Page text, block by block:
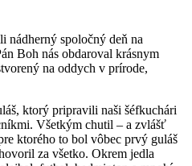
nádherný spoločný deň na
Boh nás obdaroval krásnym
na oddych v prírode,
ktorý pripravili naši šéfkuchári
Všetkým chutil – a zvlášť
ktorého to bol vôbec prvý guláš
za všetko. Okrem jedla